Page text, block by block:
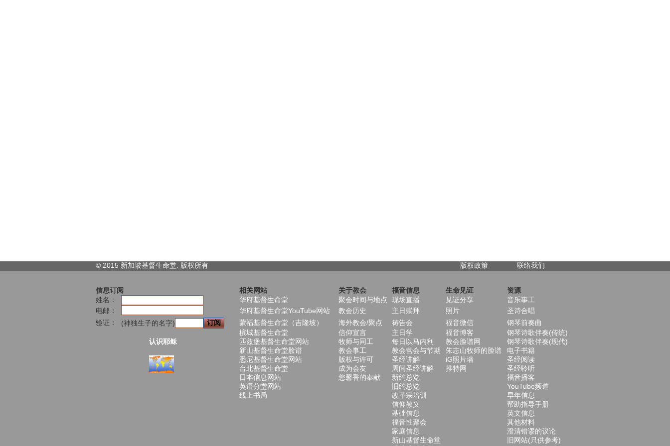
© 2015 新加坡基督生命堂. 版权所有 版权政策 联络我们
信息订阅 相关网站 关于教会 福音信息 生命见证
资源
姓名：
华府基督生命堂 聚会时间与地点 现场直播 见证分享
音乐事工
电邮：
华府基督生命堂YouTube网站 教会历史 主日崇拜 照片
圣诗合唱
验证：
(神独生子的名字) 蒙福基督生命堂（吉隆坡） 海外教会/聚点 祷告会 福音微信
钢琴前奏曲
槟城基督生命堂
信仰宣言 主日学 福音博客
钢琴诗歌伴奏(传统)
认识耶稣
匹兹堡基督生命堂网站 牧师与同工 每日以马内利 教会脸谱网
钢琴诗歌伴奏(现代)
新山基督生命堂脸谱
教会事工 教会营会与节期 朱志山牧师的脸谱
电子书籍
悉尼基督生命堂网站
版权与许可 圣经讲解 iG照片墙
圣经阅读
台北基督生命堂
成为会友 周间圣经讲解 推特网
圣经聆听
日本信息网站
您馨香的奉献 新约总览
福音播客
英语分堂网站
旧约总览
YouTube频道
线上书局
改革宗培训
早年信息
信仰教义
帮助指导手册
基础信息
英文信息
福音性聚会
其他材料
家庭信息
澄清错谬的议论
新山基督生命堂
旧网站(只供参考)